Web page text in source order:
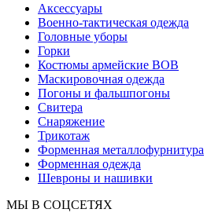
Аксессуары
Военно-тактическая одежда
Головные уборы
Горки
Костюмы армейские ВОВ
Маскировочная одежда
Погоны и фальшпогоны
Свитера
Снаряжение
Трикотаж
Форменная металлофурнитура
Форменная одежда
Шевроны и нашивки
МЫ В СОЦСЕТЯХ